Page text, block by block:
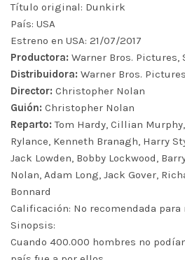
Título original: Dunkirk
País: USA
Estreno en USA: 21/07/2017
Productora: Warner Bros. Pictures,
Distribuidora: Warner Bros. Pictures
Director: Christopher Nolan
Guión: Christopher Nolan
Reparto: Tom Hardy, Cillian
Rylance, Kenneth Branagh, Harry
Jack Lowden, Bobby Lockwood,
Nolan, Adam Long, Jack Gover,
Bonnard
Calificación: No recomendada para
Sinopsis:
Cuando 400.000 hombres no